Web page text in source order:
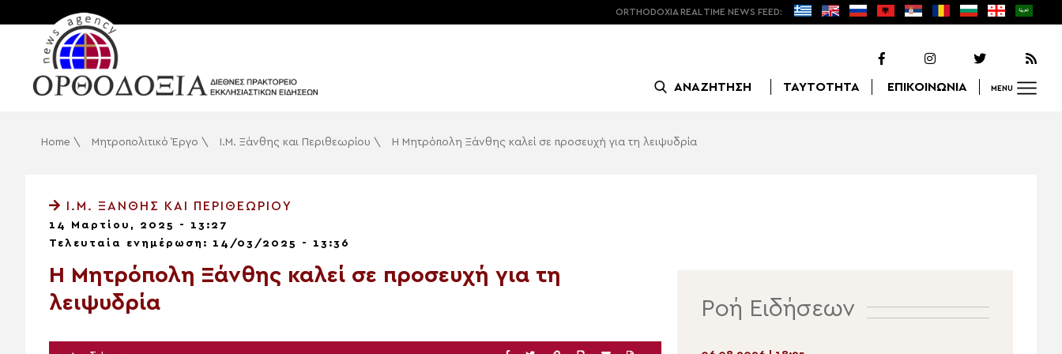
ORTHODOXIA REAL TIME NEWS FEED:
ΑΝΑΖΗΤΗΣΗ ΤΑΥΤΟΤΗΤΑ ΕΠΙΚΟΙΝΩΝΙΑ MENU
Home \ Μητροπολιτικό Έργο \ Ι.Μ. Ξάνθης και Περιθεωρίου \ Η Μητρόπολη Ξάνθης καλεί σε προσευχή για τη λειψυδρία
Ι.Μ. ΞΆΝΘΗΣ ΚΑΙ ΠΕΡΙΘΕΩΡΊΟΥ
14 Μαρτίου, 2025 - 13:27
Τελευταία ενημέρωση: 14/03/2025 - 13:36
Η Μητρόπολη Ξάνθης καλεί σε προσευχή για τη
λειψυδρία
Ροή Ειδήσεων